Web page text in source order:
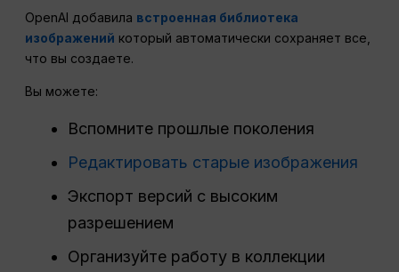
OpenAI добавила встроенная библиотека
изображений который автоматически сохраняет все,
что вы создаете.
Вы можете:
Вспомните прошлые поколения
Редактировать старые изображения
Экспорт версий с высоким
разрешением
Организуйте работу в коллекции